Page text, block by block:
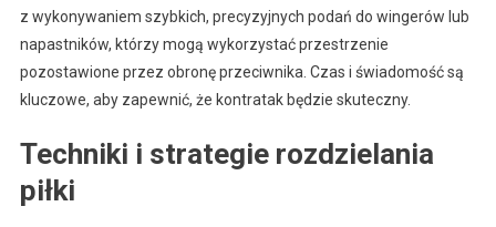
z wykonywaniem szybkich, precyzyjnych podań do wingerów lub
napastników, którzy mogą wykorzystać przestrzenie
pozostawione przez obronę przeciwnika. Czas i świadomość są
kluczowe, aby zapewnić, że kontratak będzie skuteczny.
Techniki i strategie rozdzielania
piłki